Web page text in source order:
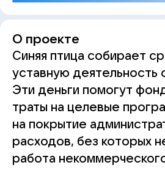
О проекте
Синяя птица собирает
уставную деятельность
Эти деньги помогут
траты на целевые
на покрытие
расходов, без которых
работа